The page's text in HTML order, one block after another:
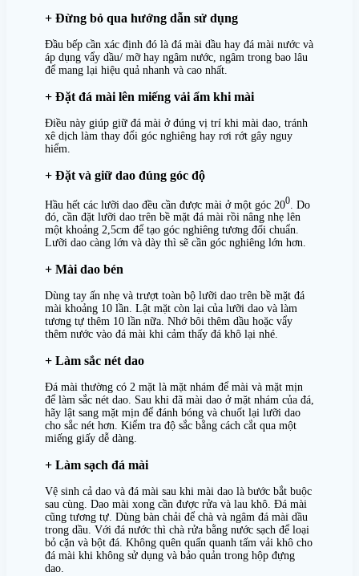
+ Đừng bỏ qua hướng dẫn sử dụng
Đầu bếp cần xác định đó là đá mài dầu hay đá mài nước và
áp dụng vẩy dầu/ mỡ hay ngâm nước, ngâm trong bao lâu
để mang lại hiệu quả nhanh và cao nhất.
+ Đặt đá mài lên miếng vải ẩm khi mài
Điều này giúp giữ đá mài ở đúng vị trí khi mài dao, tránh
xê dịch làm thay đổi góc nghiêng hay rơi rớt gây nguy
hiểm.
+ Đặt và giữ dao đúng góc độ
Hầu hết các lưỡi dao đều cần được mài ở một góc 200 . Do
đó, cần đặt lưỡi dao trên bề mặt đá mài rồi nâng nhẹ lên
một khoảng 2,5cm để tạo góc nghiêng tương đối chuẩn.
Lưỡi dao càng lớn và dày thì sẽ cần góc nghiêng lớn hơn.
+ Mài dao bén
Dùng tay ấn nhẹ và trượt toàn bộ lưỡi dao trên bề mặt đá
mài khoảng 10 lần. Lật mặt còn lại của lưỡi dao và làm
tương tự thêm 10 lần nữa. Nhớ bôi thêm dầu hoặc vẩy
thêm nước vào đá mài khi cảm thấy đá khô lại nhé.
+ Làm sắc nét dao
Đá mài thường có 2 mặt là mặt nhám để mài và mặt mịn
để làm sắc nét dao. Sau khi đã mài dao ở mặt nhám của đá,
hãy lật sang mặt mịn để đánh bóng và chuốt lại lưỡi dao
cho sắc nét hơn. Kiểm tra độ sắc bằng cách cắt qua một
miếng giấy dễ dàng.
+ Làm sạch đá mài
Vệ sinh cả dao và đá mài sau khi mài dao là bước bắt buộc
sau cùng. Dao mài xong cần được rửa và lau khô. Đá mài
cũng tương tự. Dùng bàn chải để chà và ngâm đá mài dầu
trong dầu. Với đá nước thì chà rửa bằng nước sạch để loại
bỏ cặn và bột đá. Không quên quấn quanh tấm vải khô cho
đá mài khi không sử dụng và bảo quản trong hộp đựng
dao.